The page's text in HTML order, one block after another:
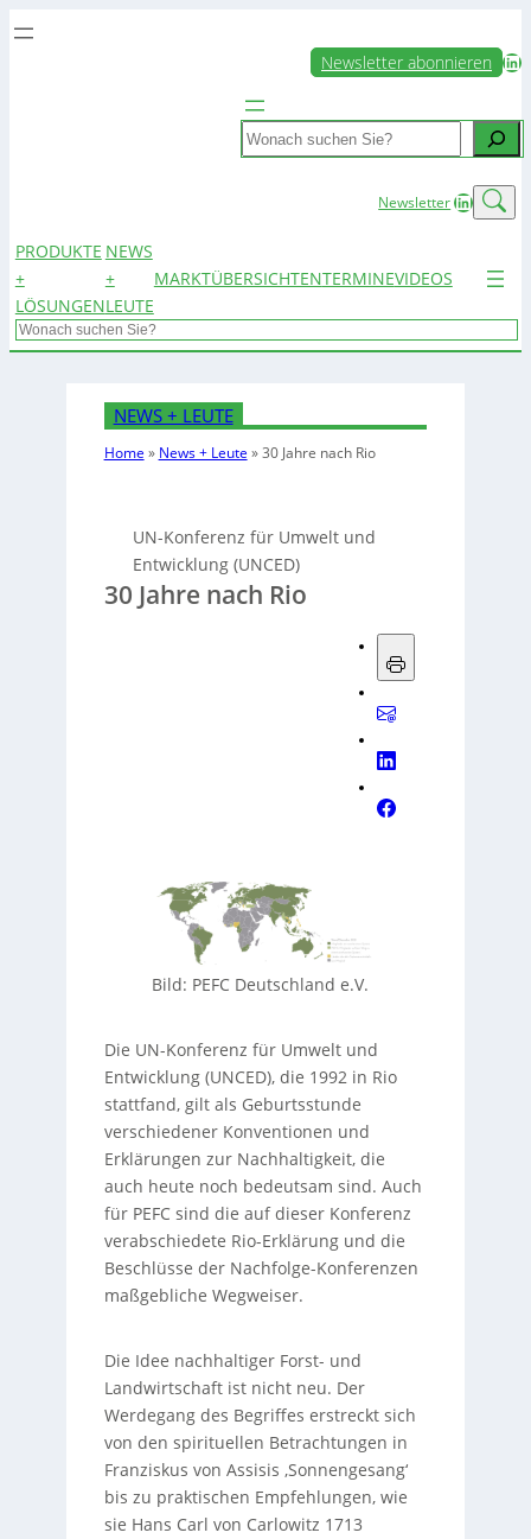
Newsletter abonnieren LinkedIn
Search
NewsletterLinkedIn
PRODUKTE
+
LÖSUNGEN
NEWS
+
LEUTE
MARKTÜBERSICHTENTERMINEVIDEOS
Search
NEWS + LEUTE
Home » News + Leute »30 Jahre nach Rio
UN-Konferenz für Umwelt und
Entwicklung (UNCED)
30 Jahre nach Rio
Bild: PEFC Deutschland e.V.
Die UN-Konferenz für Umwelt und
Entwicklung (UNCED), die 1992 in Rio
stattfand, gilt als Geburtsstunde
verschiedener Konventionen und
Erklärungen zur Nachhaltigkeit, die
auch heute noch bedeutsam sind. Auch
für PEFC sind die auf dieser Konferenz
verabschiedete Rio-Erklärung und die
Beschlüsse der Nachfolge-Konferenzen
maßgebliche Wegweiser.
Die Idee nachhaltiger Forst- und
Landwirtschaft ist nicht neu. Der
Werdegang des Begriffes erstreckt sich
von den spirituellen Betrachtungen in
Franziskus von Assisis ‚Sonnengesang‘
bis zu praktischen Empfehlungen, wie
sie Hans Carl von Carlowitz 1713